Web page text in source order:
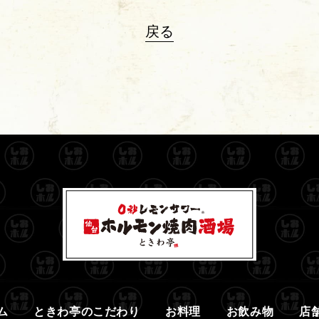
戻る
ときわ亭のこだわり お料理 お飲み物 店